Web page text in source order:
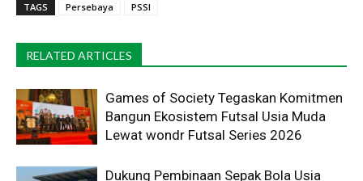
TAGS Persebaya PSSI
RELATED ARTICLES
Games of Society Tegaskan Komitmen
Bangun Ekosistem Futsal Usia Muda
Lewat wondr Futsal Series 2026 ​
Dukung Pembinaan Sepak Bola Usia